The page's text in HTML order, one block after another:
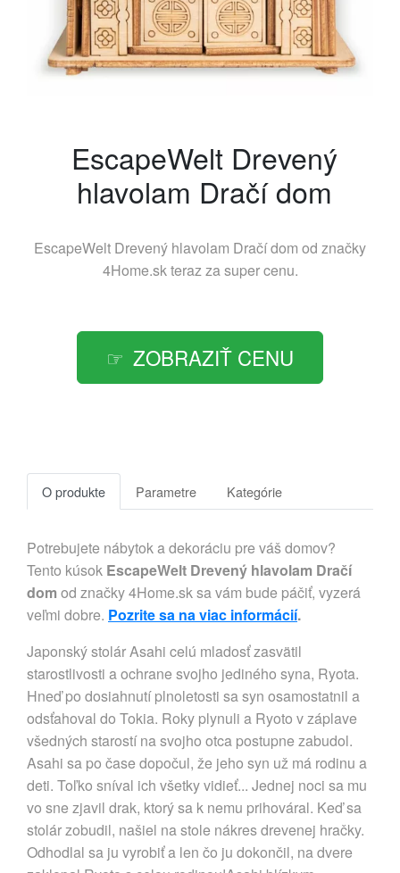
EscapeWelt Drevený
hlavolam Dračí dom
EscapeWelt Drevený hlavolam Dračí dom od značky
4Home.skteraz za super cenu.
ZOBRAZIŤ CENU
O produkte Parametre Kategórie
Potrebujete nábytok a dekoráciu pre váš domov?
Tento kúsok EscapeWelt Drevený hlavolam Dračí
dom od značky 4Home.sk sa vám bude páčiť, vyzerá
veľmi dobre. Pozrite sa na viac informácií.
Japonský stolár Asahi celú mladosť zasvätil
starostlivosti a ochrane svojho jediného syna, Ryota.
Hneď po dosiahnutí plnoletosti sa syn osamostatnil a
odsťahoval do Tokia. Roky plynuli a Ryoto v záplave
všedných starostí na svojho otca postupne zabudol.
Asahi sa po čase dopočul, že jeho syn už má rodinu a
deti. Toľko sníval ich všetky vidieť... Jednej noci sa mu
vo sne zjavil drak, ktorý sa k nemu prihováral. Keď sa
stolár zobudil, našiel na stole nákres drevenej hračky.
Odhodlal sa ju vyrobiť a len čo ju dokončil, na dvere